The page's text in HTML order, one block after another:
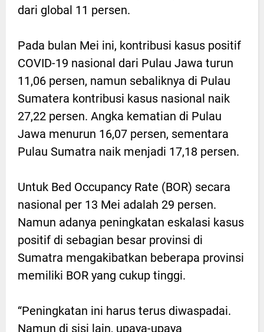
dari global 11 persen.
Pada bulan Mei ini, kontribusi kasus positif
COVID-19 nasional dari Pulau Jawa turun
11,06 persen, namun sebaliknya di Pulau
Sumatera kontribusi kasus nasional naik
27,22 persen. Angka kematian di Pulau
Jawa menurun 16,07 persen, sementara
Pulau Sumatra naik menjadi 17,18 persen.
Untuk Bed Occupancy Rate (BOR) secara
nasional per 13 Mei adalah 29 persen.
Namun adanya peningkatan eskalasi kasus
positif di sebagian besar provinsi di
Sumatra mengakibatkan beberapa provinsi
memiliki BOR yang cukup tinggi.
“Peningkatan ini harus terus diwaspadai.
Namun di sisi lain, upaya-upaya